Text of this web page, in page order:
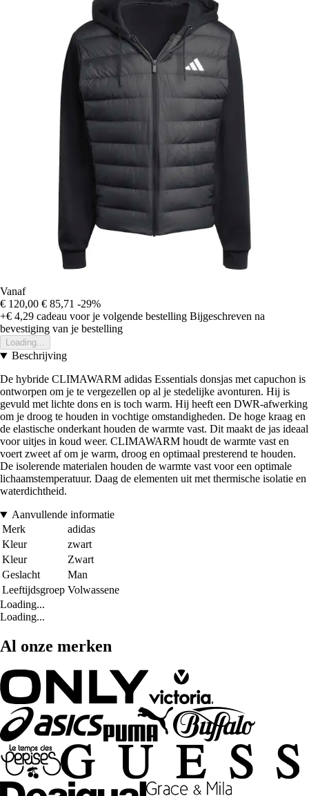
Vanaf
€ 120,00 € 85,71 -29%
+€ 4,29 cadeau voor je volgende bestelling Bijgeschreven na
bevestiging van je bestelling
Loading...
Beschrijving
De hybride CLIMAWARM adidas Essentials donsjas met capuchon is
ontworpen om je te vergezellen op al je stedelijke avonturen. Hij is
gevuld met lichte dons en is toch warm. Hij heeft een DWR-afwerking
om je droog te houden in vochtige omstandigheden. De hoge kraag en
de elastische onderkant houden de warmte vast. Dit maakt de jas ideaal
voor uitjes in koud weer. CLIMAWARM houdt de warmte vast en
voert zweet af om je warm, droog en optimaal presterend te houden.
De isolerende materialen houden de warmte vast voor een optimale
lichaamstemperatuur. Daag de elementen uit met thermische isolatie en
waterdichtheid.
Aanvullende informatie
Merk
adidas
Kleur
zwart
Kleur
Zwart
Geslacht
Man
Leeftijdsgroep Volwassene
Loading...
Loading...
Al onze merken